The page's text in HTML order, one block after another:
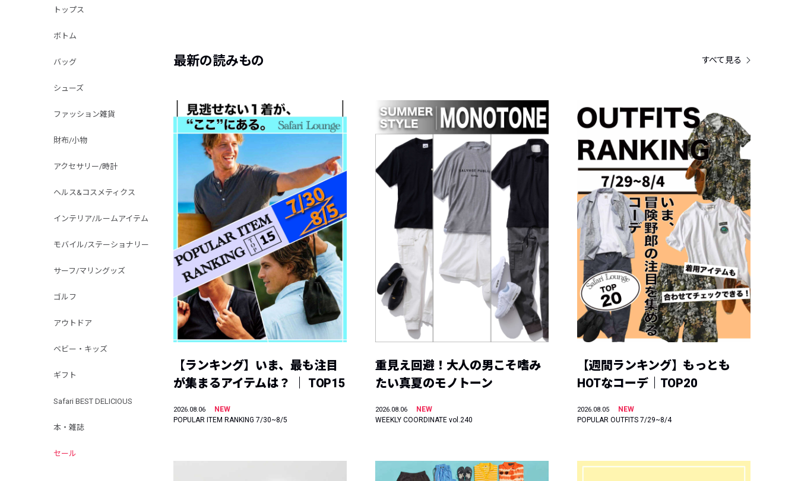
トップス
ボトム
バッグ
シューズ
ファッション雑貨
財布/小物
アクセサリー/時計
ヘルス&コスメティクス
インテリア/ルームアイテム
モバイル/ステーショナリー
サーフ/マリングッズ
ゴルフ
アウトドア
ベビー・キッズ
ギフト
Safari BEST DELICIOUS
本・雑誌
セール
最新の読みもの すべて見る
【ランキング】いま、最も注目
が集まるアイテムは？ ｜ TOP15
2026.08.06
NEW
POPULAR ITEM RANKING 7/30~8/5
重見え回避！大人の男こそ嗜み
たい真夏のモノトーン
2026.08.06
NEW
WEEKLY COORDINATE vol.240
【週間ランキング】もっとも
HOTなコーデ｜TOP20
2026.08.05
NEW
POPULAR OUTFITS 7/29~8/4